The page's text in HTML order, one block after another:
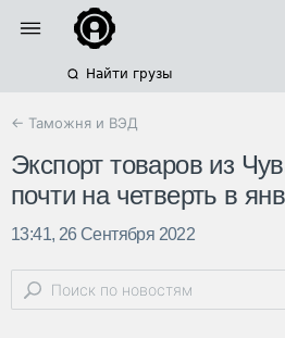
Найти грузы
← Таможня и ВЭД
Экспорт товаров из
почти на четверть в
13:41, 26 Сентября 2022